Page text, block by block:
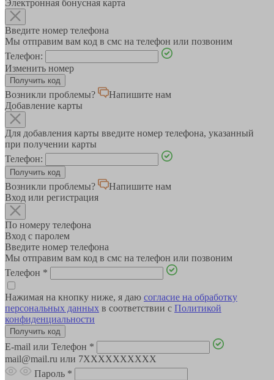
Электронная бонусная карта
Введите номер телефона
Мы отправим вам код в смс на телефон или позвоним
Телефон:
Изменить номер
Возникли проблемы?
Напишите нам
Добавление карты
Для добавления карты введите номер телефона, указанный
при получении карты
Телефон:
Возникли проблемы?
Напишите нам
Вход или регистрация
По номеру телефона
Вход с паролем
Введите номер телефона
Мы отправим вам код в смс на телефон или позвоним
Телефон *
Нажимая на кнопку ниже, я даю согласие на обработку
персональных данных в соответствии с Политикой
конфиденциальности
E-mail или Телефон *
mail@mail.ru или 7XXXXXXXXXX
Пароль *